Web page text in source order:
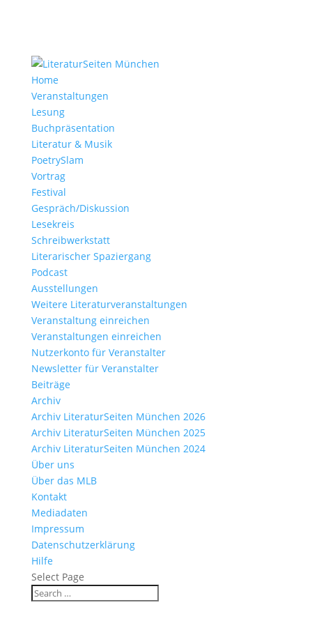
Home
Veranstaltungen
Lesung
Buchpräsentation
Literatur & Musik
PoetrySlam
Vortrag
Festival
Gespräch/Diskussion
Lesekreis
Schreibwerkstatt
Literarischer Spaziergang
Podcast
Ausstellungen
Weitere Literaturveranstaltungen
Veranstaltung einreichen
Veranstaltungen einreichen
Nutzerkonto für Veranstalter
Newsletter für Veranstalter
Beiträge
Archiv
Archiv LiteraturSeiten München 2026
Archiv LiteraturSeiten München 2025
Archiv LiteraturSeiten München 2024
Über uns
Über das MLB
Kontakt
Mediadaten
Impressum
Datenschutzerklärung
Hilfe
Select Page